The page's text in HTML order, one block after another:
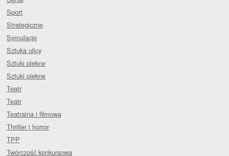
Sport
Strategiczne
Symulacje
Sztuka ulicy
Sztuki piękne
Sztuki piękne
Teatr
Teatr
Teatralna i filmowa
Thriller i horror
TPP
Twórczość konkursowa